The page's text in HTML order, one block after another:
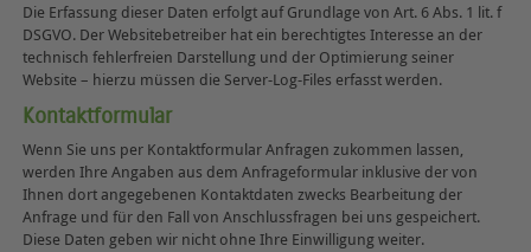
Die Erfassung dieser Daten erfolgt auf Grundlage von Art. 6 Abs. 1 lit. f
DSGVO. Der Websitebetreiber hat ein berechtigtes Interesse an der
technisch fehlerfreien Darstellung und der Optimierung seiner
Website – hierzu müssen die Server-Log-Files erfasst werden.
Kontaktformular
Wenn Sie uns per Kontaktformular Anfragen zukommen lassen,
werden Ihre Angaben aus dem Anfrageformular inklusive der von
Ihnen dort angegebenen Kontaktdaten zwecks Bearbeitung der
Anfrage und für den Fall von Anschlussfragen bei uns gespeichert.
Diese Daten geben wir nicht ohne Ihre Einwilligung weiter.